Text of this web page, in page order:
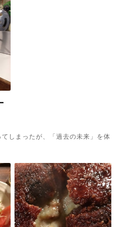
しまったが、「過去の未来」を体